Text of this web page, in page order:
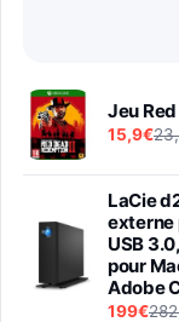
Jeu
15,9€
LaCie
externe
USB
pour
Adobe
199€